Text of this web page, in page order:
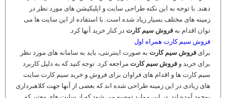
دهند. با توجه به این نکته طراحی سایت و اپلیکیشن های مورد نظر در
زمینه های مختلف بسیار زیاد شده است. با استفاده از این سایت ها می
توان اقدام به فروش سیم کارت در کنار خرید آنها کرد.
فروش سیم کارت همراه اول
برای فروش سیم کارت به صورت اینترنتی، باید به سامانه های مورد نظر
برای خرید و فروش سیم کارت مراجعه کرد. توجه کنید که به دلیل کاربرد
سیم کارت ها و اقدام های فراوان برای فروش و خرید سیم کارت سایت
های زیادی در این زمینه طراحی شده اند که بعضی از آنها جهت کلاهبرداری